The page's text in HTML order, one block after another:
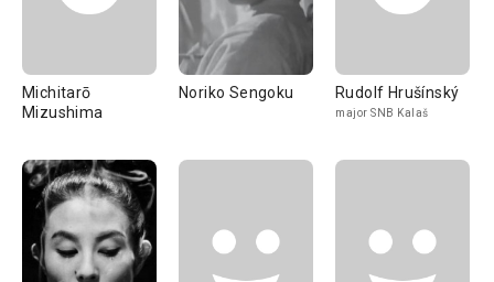
Michitarō
Mizushima
Noriko Sengoku Rudolf Hrušínský
major SNB Kalaš